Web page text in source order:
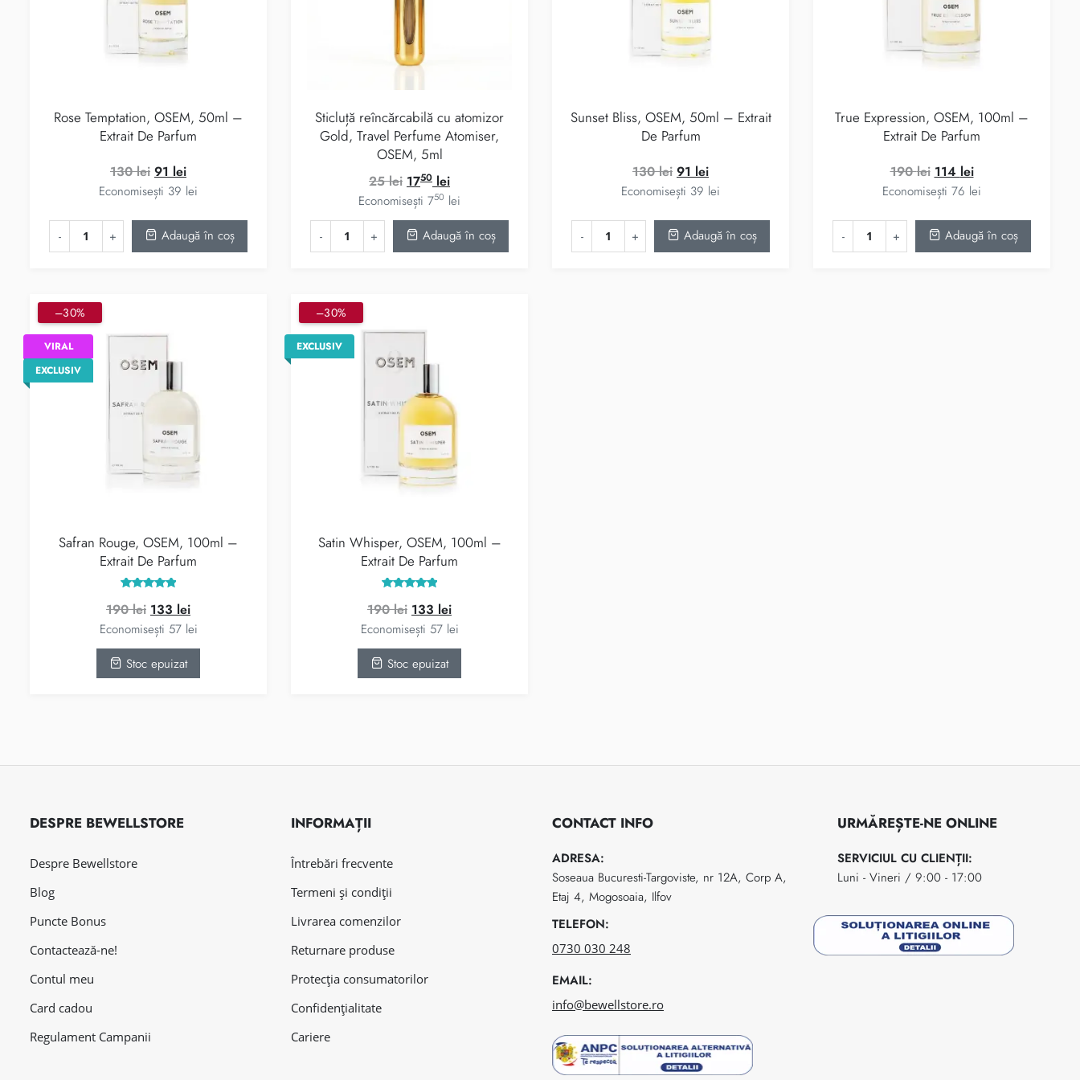
Rose Temptation, OSEM, 50ml –
Extrait De Parfum
130lei Prețul
inițial
fost:
130 lei.
91 leiPrețul
curent
91 lei.
Economisești 39 lei
Adaugă în coș
Sticluță reîncărcabilă cu atomizor
Gold, Travel Perfume Atomiser,
OSEM, 5ml
25lei Prețul
inițial
a
fost:
1750 leiPrețul
curent
este:
1750 lei.
Economisești 750 lei
Adaugă în coș
Sunset Bliss, OSEM, 50ml – Extrait
De Parfum
130lei Prețul
inițial
fost:
130 lei.
91 leiPrețul
curent
91 lei.
Economisești 39 lei
Adaugă în coș
True Expression, OSEM, 100ml –
Extrait De Parfum
190lei Prețul
inițial
fost:
190 lei.
114 leiPrețul
curent
114 lei.
Economisești 76 lei
Adaugă în coș
–30%
VIRAL
EXCLUSIV
Safran Rouge, OSEM, 100ml –
Extrait De Parfum
5.00
din 5
190lei Prețul
inițial
a
fost:
133 leiPrețul
curent
este:
Economisești 57 lei
Stoc epuizat
–30%
EXCLUSIV
Satin Whisper, OSEM, 100ml –
Extrait De Parfum
5.00
din 5
190lei Prețul
inițial
a
fost:
133 leiPrețul
curent
este:
Economisești 57 lei
Stoc epuizat
DESPRE BEWELLSTORE
Despre Bewellstore
Blog
Puncte Bonus
Contactează-ne!
Contul meu
Card cadou
Regulament Campanii
INFORMAȚII
Întrebări frecvente
Termeni și condiții
Livrarea comenzilor
Returnare produse
Protecția consumatorilor
Confidențialitate
Cariere
CONTACT INFO
ADRESA:
Soseaua Bucuresti-Targoviste, nr 12A, Corp A,
Etaj 4, Mogosoaia, Ilfov
TELEFON:
0730 030 248
EMAIL:
info@bewellstore.ro
URMĂREȘTE-NE ONLINE
SERVICIUL CU CLIENȚII:
Luni - Vineri / 9:00 - 17:00